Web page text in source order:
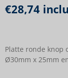
€28,74
Platte ronde knop
Ø30mm x 25mm